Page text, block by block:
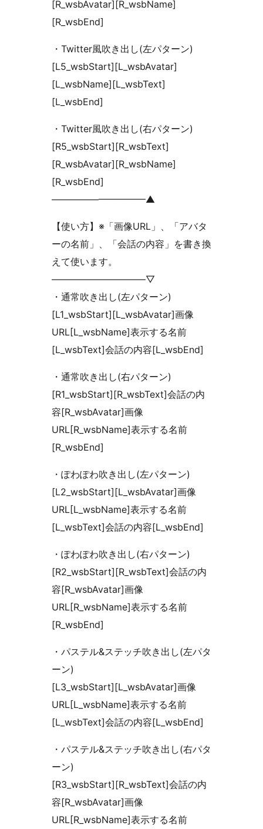
[R_wsbAvatar][R_wsbName]
[R_wsbEnd]
・Twitter風吹き出し(左パターン)
[L5_wsbStart][L_wsbAvatar]
[L_wsbName][L_wsbText]
[L_wsbEnd]
・Twitter風吹き出し(右パターン)
[R5_wsbStart][R_wsbText]
[R_wsbAvatar][R_wsbName]
[R_wsbEnd]
——————————▲
【使い方】※「画像URL」、「アバタ
ーの名前」、「会話の内容」を書き換
えて使います。
——————————▽
・通常吹き出し(左パターン)
[L1_wsbStart][L_wsbAvatar]画像
URL[L_wsbName]表示する名前
[L_wsbText]会話の内容[L_wsbEnd]
・通常吹き出し(右パターン)
[R1_wsbStart][R_wsbText]会話の内
容[R_wsbAvatar]画像
URL[R_wsbName]表示する名前
[R_wsbEnd]
・ぽわぽわ吹き出し(左パターン)
[L2_wsbStart][L_wsbAvatar]画像
URL[L_wsbName]表示する名前
[L_wsbText]会話の内容[L_wsbEnd]
・ぽわぽわ吹き出し(右パターン)
[R2_wsbStart][R_wsbText]会話の内
容[R_wsbAvatar]画像
URL[R_wsbName]表示する名前
[R_wsbEnd]
・パステル&ステッチ吹き出し(左パタ
ーン)
[L3_wsbStart][L_wsbAvatar]画像
URL[L_wsbName]表示する名前
[L_wsbText]会話の内容[L_wsbEnd]
・パステル&ステッチ吹き出し(右パタ
ーン)
[R3_wsbStart][R_wsbText]会話の内
容[R_wsbAvatar]画像
URL[R_wsbName]表示する名前